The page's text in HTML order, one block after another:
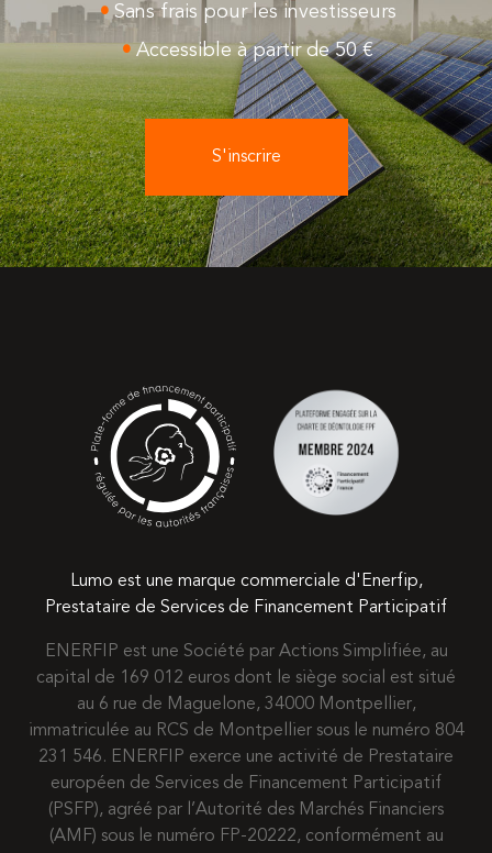
Sans frais pour les investisseurs
Accessible à partir de 50 €
S'inscrire
Lumo est une marque commerciale d'Enerfip,
Prestataire de Services de Financement Participatif
ENERFIP est une Société par Actions Simplifiée, au
capital de 169 012 euros dont le siège social est situé
au 6 rue de Maguelone, 34000 Montpellier,
immatriculée au RCS de Montpellier sous le numéro 804
231 546. ENERFIP exerce une activité de Prestataire
européen de Services de Financement Participatif
(PSFP), agréé par l’Autorité des Marchés Financiers
(AMF) sous le numéro FP-20222, conformément au